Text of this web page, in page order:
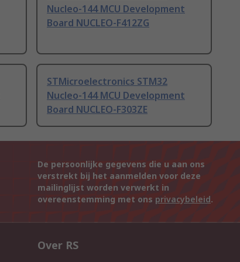
Nucleo-144 MCU Development
Board NUCLEO-F412ZG
STMicroelectronics STM32
Nucleo-144 MCU Development
Board NUCLEO-F303ZE
De persoonlijke gegevens die u aan ons
verstrekt bij het aanmelden voor deze
mailinglijst worden verwerkt in
overeenstemming met ons privacybeleid.
Over RS